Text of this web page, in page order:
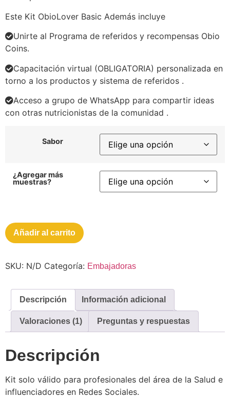
Este Kit ObioLover Basic Además incluye
Unirte al Programa de referidos y recompensas Obio
Coins.
Capacitación virtual (OBLIGATORIA) personalizada en
torno a los productos y sistema de referidos .
Acceso a grupo de WhatsApp para compartir ideas
con otras nutricionistas de la comunidad .​
Sabor
¿Agregar más
muestras?
Añadir al carrito
SKU: N/D Categoría: Embajadoras
Descripción Información adicional
Valoraciones (1) Preguntas y respuestas
Descripción
Kit solo válido para profesionales del área de la Salud e
influenciadores en Redes Sociales.